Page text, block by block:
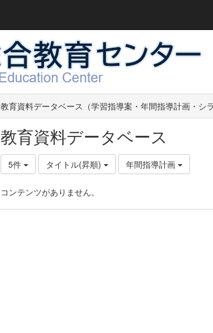
教育資料データベース（学習指導案・年間指導計画・シラ
教育資料データベース
5件 タイトル(昇順) 年間指導計画
コンテンツがありません。